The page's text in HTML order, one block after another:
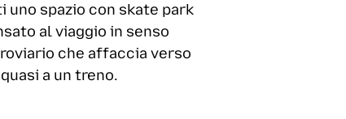
uno spazio con skate park
al viaggio in senso
che affaccia verso
a un treno.